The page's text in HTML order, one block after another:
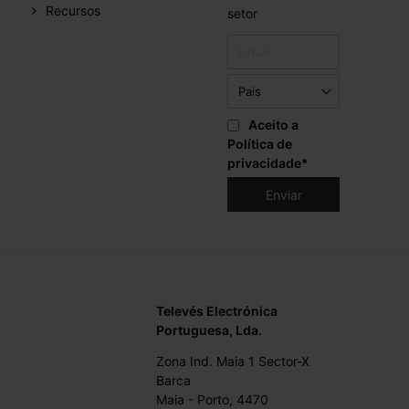
Recursos
setor
Aceito a
Política de
privacidade*
Televés Electrónica
Portuguesa, Lda.
Zona Ind. Maia 1 Sector-X
Barca
Maia - Porto, 4470